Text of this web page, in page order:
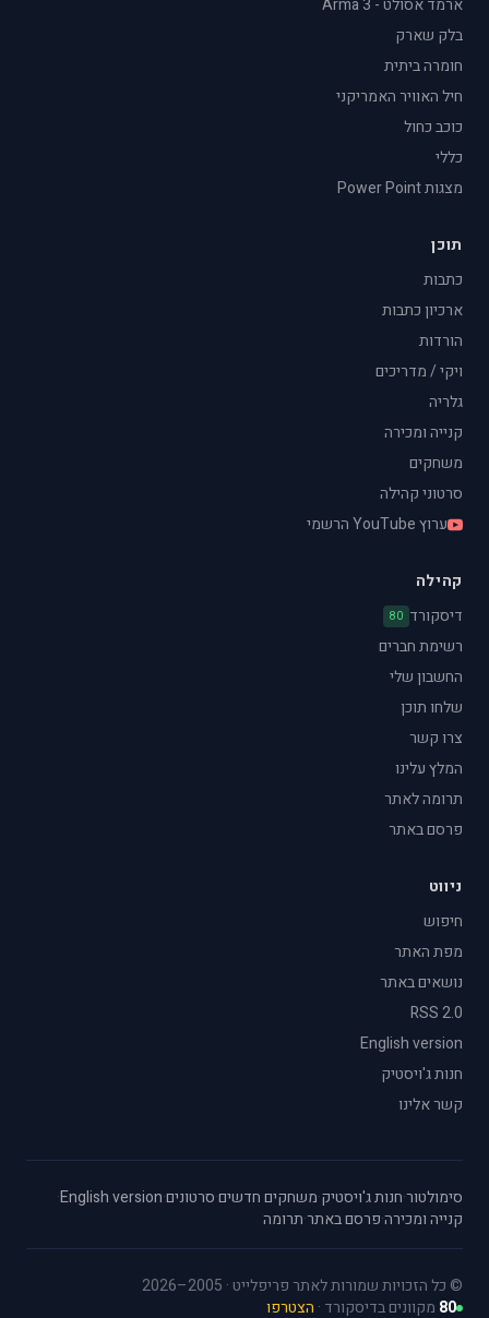
ארמד אסולט - Arma 3
בלק שארק
חומרה ביתית
חיל האוויר האמריקני
כוכב כחול
כללי
מצגות Power Point
תוכן
כתבות
ארכיון כתבות
הורדות
ויקי / מדריכים
גלריה
קנייה ומכירה
משחקים
סרטוני קהילה
ערוץ YouTube הרשמי
קהילה
דיסקורד 80
רשימת חברים
החשבון שלי
שלחו תוכן
צרו קשר
המלץ עלינו
תרומה לאתר
פרסם באתר
ניווט
חיפוש
מפת האתר
נושאים באתר
RSS 2.0
English version
חנות ג'ויסטיק
קשר אלינו
סימולטור·חנות ג'ויסטיק·משחקים חדשים·סרטונים·
English version
·
קנייה ומכירה·פרסם באתר·תרומה
© כל הזכויות שמורות לאתר פריפלייט · 2005–2026
80 מקוונים בדיסקורד · הצטרפו